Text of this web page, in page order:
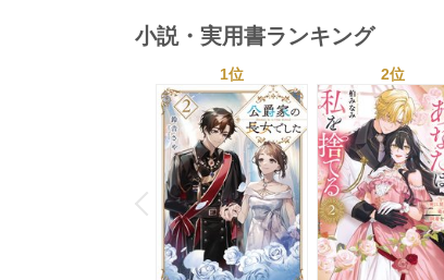
小説・実用書ランキング
P
r
e
v
i
o
u
s
1位 2位